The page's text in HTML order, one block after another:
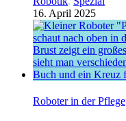
16. April 2025
Roboter in der Pflege